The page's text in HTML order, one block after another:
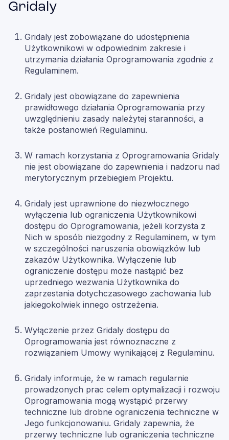
Gridaly
Gridaly jest zobowiązane do udostępnienia
Użytkownikowi w odpowiednim zakresie i
utrzymania działania Oprogramowania zgodnie z
Regulaminem.
Gridaly jest obowiązane do zapewnienia
prawidłowego działania Oprogramowania przy
uwzględnieniu zasady należytej staranności, a
także postanowień Regulaminu.
W ramach korzystania z Oprogramowania Gridaly
nie jest obowiązane do zapewnienia i nadzoru nad
merytorycznym przebiegiem Projektu.
Gridaly jest uprawnione do niezwłocznego
wyłączenia lub ograniczenia Użytkownikowi
dostępu do Oprogramowania, jeżeli korzysta z
Nich w sposób niezgodny z Regulaminem, w tym
w szczególności naruszenia obowiązków lub
zakazów Użytkownika. Wyłączenie lub
ograniczenie dostępu może nastąpić bez
uprzedniego wezwania Użytkownika do
zaprzestania dotychczasowego zachowania lub
jakiegokolwiek innego ostrzeżenia.
Wyłączenie przez Gridaly dostępu do
Oprogramowania jest równoznaczne z
rozwiązaniem Umowy wynikającej z Regulaminu.
Gridaly informuje, że w ramach regularnie
prowadzonych prac celem optymalizacji i rozwoju
Oprogramowania mogą wystąpić przerwy
techniczne lub drobne ograniczenia techniczne w
Jego funkcjonowaniu. Gridaly zapewnia, że
przerwy techniczne lub ograniczenia techniczne